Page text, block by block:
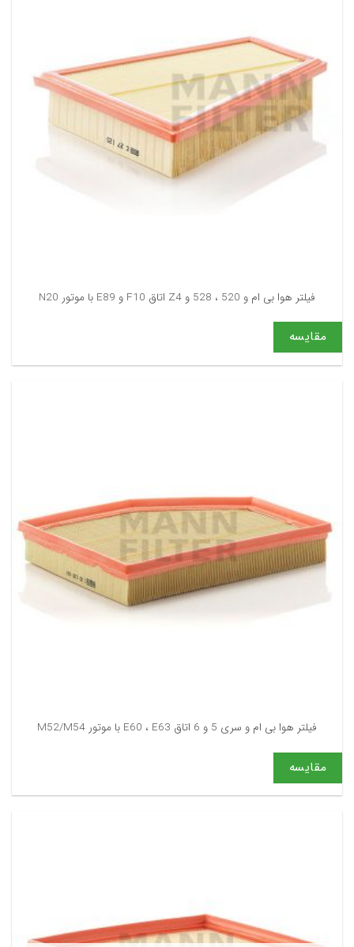
فیلتر هوا بی ام و 520 ، 528 و Z4 اتاق F10 و E89 با موتور N20
مقایسه
فیلتر هوا بی ام و سری 5 و 6 اتاق E60 ، E63 با موتور M52/M54
مقایسه